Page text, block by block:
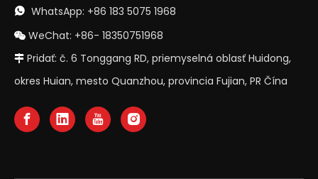
 WhatsApp: +86 183 5075 1968
 WeChat: +86- 18350751968
 Pridať: č. 6 Tonggang RD, priemyselná oblasť Huidong,
okres Huian, mesto Quanzhou, provincia Fujian, PR Čína